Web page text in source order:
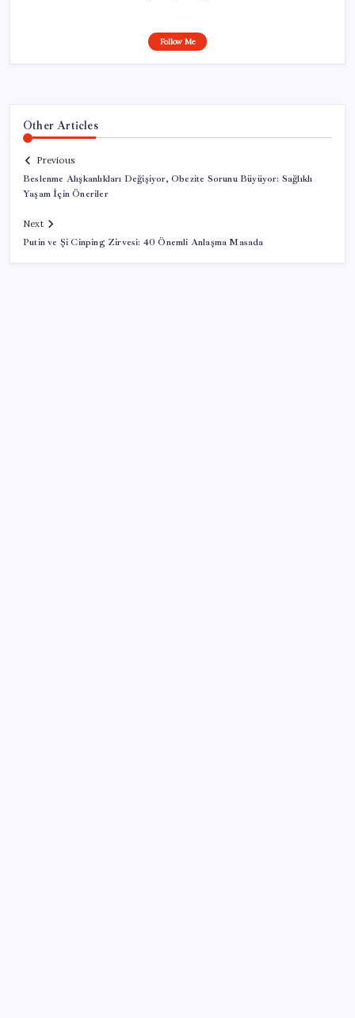
Follow Me
Other Articles
Previous
Beslenme Alışkanlıkları Değişiyor, Obezite Sorunu Büyüyor: Sağlıklı
Yaşam İçin Öneriler
Next
Putin ve Şi Cinping Zirvesi: 40 Önemli Anlaşma Masada